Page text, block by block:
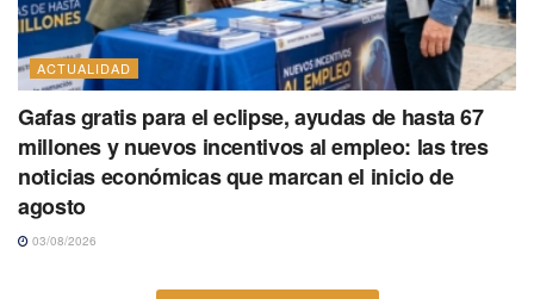
ACTUALIDAD
Gafas gratis para el eclipse, ayudas de hasta 67
millones y nuevos incentivos al empleo: las tres
noticias económicas que marcan el inicio de
agosto
03/08/2026